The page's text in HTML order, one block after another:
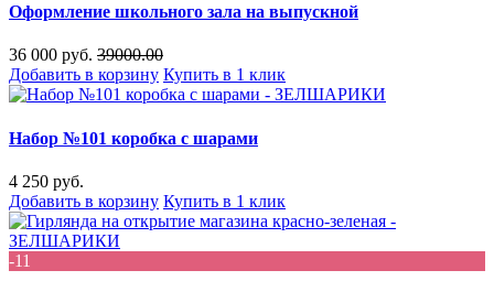
Оформление школьного зала на выпускной
36 000 руб. 39000.00
Добавить в корзину Купить в 1 клик
Набор №101 коробка с шарами
4 250 руб.
Добавить в корзину Купить в 1 клик
-11